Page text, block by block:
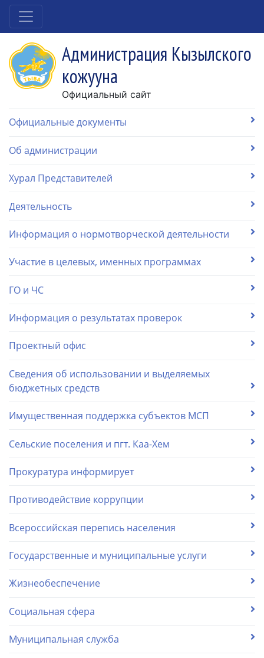
Администрация Кызылского
кожууна
Официальный сайт
Официальные документы
Об администрации
Хурал Представителей
Деятельность
Информация о нормотворческой деятельности
Участие в целевых, именных программах
ГО и ЧС
Информация о результатах проверок
Проектный офис
Сведения об использовании и выделяемых
бюджетных средств
Имущественная поддержка субъектов МСП
Сельские поселения и пгт. Каа-Хем
Прокуратура информирует
Противодействие коррупции
Всероссийская перепись населения
Государственные и муниципальные услуги
Жизнеобеспечение
Социальная сфера
Муниципальная служба